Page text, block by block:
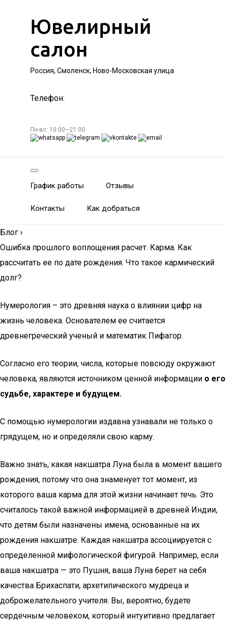
Ювелирный
салон
Россия, Смоленск, Ново-Московская улица
Телефон:
Пн-вс: 10:00—21:00
График работы Отзывы
Контакты Как добраться
Блог ›
Ошибка прошлого воплощения расчет. Карма. Как
рассчитать ее по дате рождения. Что такое кармический
долг?
Нумерология – это древняя наука о влиянии цифр на
жизнь человека. Основателем ее считается
древнегреческий ученый и математик Пифагор.
Согласно его теории, числа, которые повсюду окружают
человека, являются источником ценной информации о его
судьбе, характере и будущем.
С помощью нумерологии издавна узнавали не только о
грядущем, но и определяли свою карму.
Важно знать, какая накшатра Луна была в момент вашего
рождения, потому что она знаменует тот момент, из
которого ваша карма для этой жизни начинает течь. Это
считалось такой важной информацией в древней Индии,
что детям были назначены имена, основанные на их
рождения накшатре. Каждая накшатра ассоциируется с
определенной мифологической фигурой. Например, если
ваша накшатра — это Пушня, ваша Луна берет на себя
качества Брихаспати, архетипического мудреца и
доброжелательного учителя. Вы, вероятно, будете
сердечным человеком, который интуитивно предлагает